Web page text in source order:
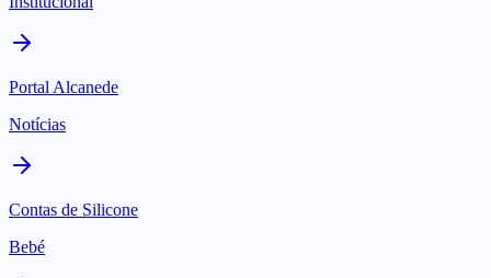
Portal Alcanede
Notícias
Contas de Silicone
Bebé